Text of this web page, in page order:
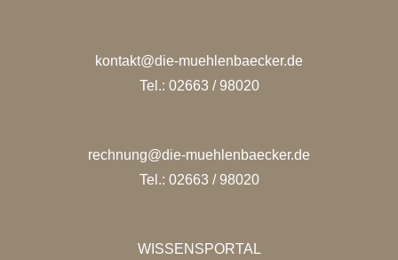
kontakt@die-muehlenbaecker.de
Tel.: 02663 / 98020
rechnung@die-muehlenbaecker.de
Tel.: 02663 / 98020
WISSENSPORTAL